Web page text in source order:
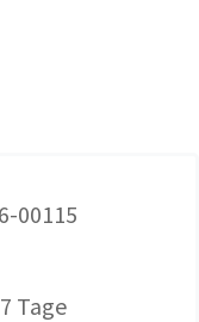
00115
Tage